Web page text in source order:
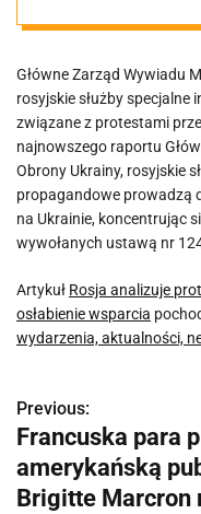
Główne Zarząd Wywiadu
rosyjskie służby specjalne
związane z protestami
najnowszego raportu
Obrony Ukrainy, rosyjskie
propagandowe prowadzą
na Ukrainie, koncentrując
wywołanych ustawą nr
Artykuł Rosja analizuje
osłabienie wsparcia
wydarzenia, aktualności,
N
a
w
Previous:
Francuska para
amerykańską
Brigitte Marcron